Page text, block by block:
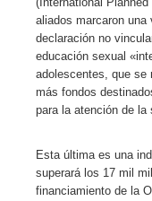
aliados marcaron
declaración no
educación sexual
adolescentes, que se
más fondos
para la atención de la
Esta última es una
superará los 17 mil
financiamiento de la